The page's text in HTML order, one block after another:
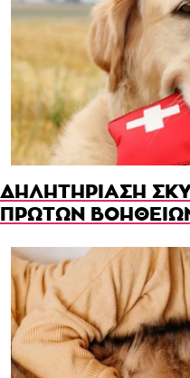
ΔΗΛΗΤΗΡΙΑΣΗ
ΠΡΩΤΩΝ